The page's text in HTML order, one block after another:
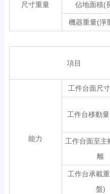
尺寸重量 佔地面積(
機器重量(淨
項目
能力
工件台面尺
工件台移動量
工作台面至主
離
工作台承載
盤)